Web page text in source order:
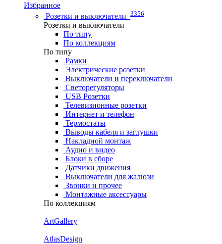
Избранное
Розетки и выключатели 3356
Розетки и выключатели
По типу
По коллекциям
По типу
Рамки
Электрические розетки
Выключатели и переключатели
Светорегуляторы
USB Розетки
Телевизионные розетки
Интернет и телефон
Термостаты
Выводы кабеля и заглушки
Накладной монтаж
Аудио и видео
Блоки в сборе
Датчики движения
Выключатели для жалюзи
Звонки и прочее
Монтажные аксессуары
По коллекциям
ArtGallery
AtlasDesign